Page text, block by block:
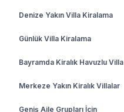
Denize Yakın Villa Kiralama
Günlük Villa Kiralama
Bayramda Kiralık Havuzlu Villa
Merkeze Yakın Kiralık Villalar
Geniş Aile Grupları İçin